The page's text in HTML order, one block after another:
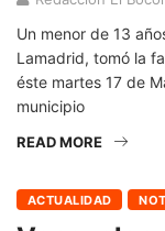
Un menor de 13
Lamadrid, tomó la
éste martes 17 de
municipio
READ MORE
ACTUALIDAD